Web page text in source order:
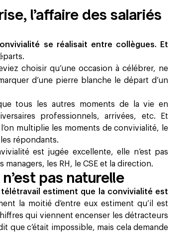
l’affaire des salariés
se réalisait entre collègues. Et
choisir qu’une occasion à célébrer, ne
d’une pierre blanche le départ d’un
tous les autres moments de la vie en
professionnels, arrivées, etc. Et
multiplie les moments de convivialité, le
répondants.
est jugée excellente, elle n’est pas
les RH, le CSE et la direction.
pas naturelle
estiment que la convivialité est
la moitié d’entre eux estiment qu’il est
qui viennent encenser les détracteurs
que c’était impossible, mais cela demande